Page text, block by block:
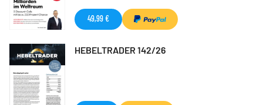
49,99 €
HEBELTRADER 142/26